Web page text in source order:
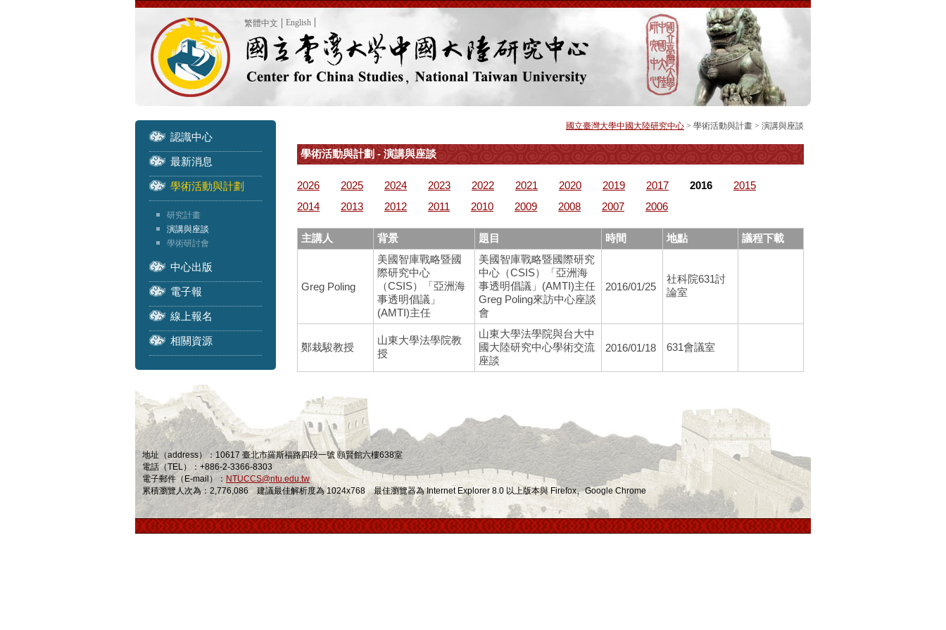
繁體中文 English
認識中心
最新消息
學術活動與計劃
研究計畫
演講與座談
學術研討會
中心出版
電子報
線上報名
相關資源
國立臺灣大學中國大陸研究中心 > 學術活動與計畫 > 演講與座談
學術活動與計劃 - 演講與座談
2026 2025 2024 2023 2022 2021 2020 2019 2017 2016
2015
2014
2013 2012 2011 2010 2009 2008 2007 2006
主講人 背景 題目 時間 地點 議程下載
Greg Poling
美國智庫戰略暨國
際研究中心
（CSIS）「亞洲海
事透明倡議」
(AMTI)主任
美國智庫戰略暨國際研究
中心（CSIS）「亞洲海
事透明倡議」(AMTI)主任
Greg Poling來訪中心座談
會
2016/01/25
社科院631討
論室
鄭栽駿教授
山東大學法學院教
授
山東大學法學院與台大中
國大陸研究中心學術交流
座談
2016/01/18 631會議室
地址（address）：10617 臺北市羅斯福路四段一號 頤賢館六樓638室
電話（TEL）：+886-2-3366-8303
電子郵件（E-mail）： NTUCCS@ntu.edu.tw
累積瀏覽人次為：2,776,086 建議最佳解析度為 1024x768 最佳瀏覽器為 Internet Explorer 8.0 以上版本與 Firefox、Google Chrome